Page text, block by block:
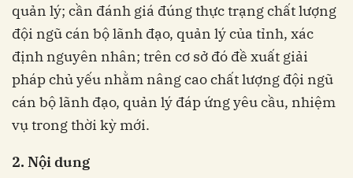
quản lý; cần đánh giá đúng thực trạng chất lượng
đội ngũ cán bộ lãnh đạo, quản lý của tỉnh, xác
định nguyên nhân; trên cơ sở đó đề xuất giải
pháp chủ yếu nhằm nâng cao chất lượng đội ngũ
cán bộ lãnh đạo, quản lý đáp ứng yêu cầu, nhiệm
vụ trong thời kỳ mới.
2. Nội dung